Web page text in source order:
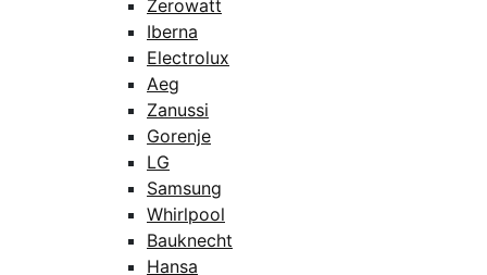
Zerowatt
Iberna
Electrolux
Aeg
Zanussi
Gorenje
LG
Samsung
Whirlpool
Bauknecht
Hansa